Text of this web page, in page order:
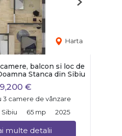
Harta
Next
balcon si loc de
Stanca din Sibiu
€
3 camere de vânzare
Sibiu
65 mp 2025
multe detalii